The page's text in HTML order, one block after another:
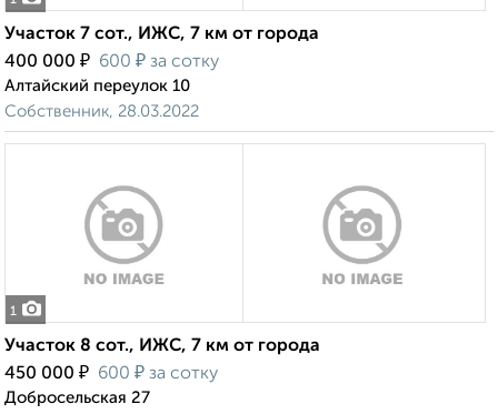
Участок 7 сот., ИЖС, 7 км от города
400 000 ₽ 600 ₽ за сотку
Алтайский переулок 10
Собственник, 28.03.2022
1
Участок 8 сот., ИЖС, 7 км от города
450 000 ₽ 600 ₽ за сотку
Добросельская 27